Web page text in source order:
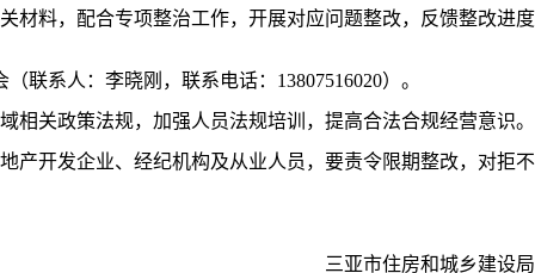
料，配合专项整治工作，开展对应问题整改，反馈整改进度
系人：李晓刚，联系电话：13807516020）。
关政策法规，加强人员法规培训，提高合法合规经营意识。
开发企业、经纪机构及从业人员，要责令限期整改，对拒不
三亚市住房和城乡建设局